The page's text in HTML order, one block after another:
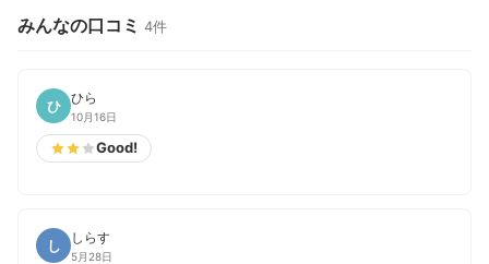
みんなの口コミ 4件
ひ ひら
10月16日
Good!
し しらす
5月28日